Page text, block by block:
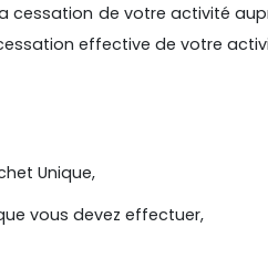
cessation de votre activité
effective de votre
Unique,
vous devez effectuer,